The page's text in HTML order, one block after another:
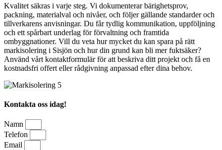
Kvalitet säkras i varje steg. Vi dokumenterar bärighetsprov,
packning, materialval och nivåer, och följer gällande standarder och
tillverkarens anvisningar. Du får tydlig kommunikation, uppföljning
och ett spårbart underlag för förvaltning och framtida
ombyggnationer. Vill du veta hur mycket du kan spara på rätt
markisolering i Sisjön och hur din grund kan bli mer fuktsäker?
Använd vårt kontaktformulär för att beskriva ditt projekt och få en
kostnadsfri offert eller rådgivning anpassad efter dina behov.
Kontakta oss idag!
Namn
Telefon
Email